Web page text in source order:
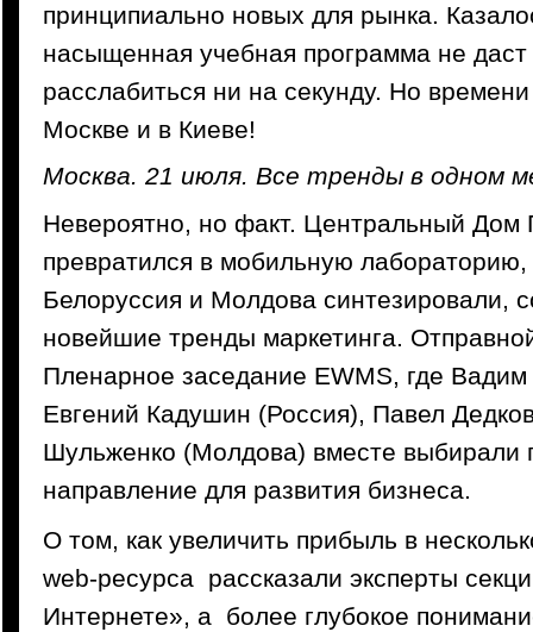
принципиально новых для рынка.
насыщенная учебная программа не даст
расслабиться ни на секунду. Но
Москве и в Киеве!
Москва. 21 июля. Все тренды в одном
Невероятно, но факт. Центральный Дом
превратился в мобильную лабораторию,
Белоруссия и Молдова синтезировали,
новейшие тренды маркетинга.
Пленарное заседание EWMS, где
Евгений Кадушин (Россия), Павел
Шульженко (Молдова) вместе выбирали
направление для развития бизнеса.
О том, как увеличить прибыль в
web-ресурса рассказали эксперты
Интернете», а более глубокое